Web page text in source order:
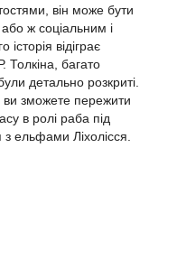
він може бути
ж соціальним і
відіграє
Толкіна, багато
детально розкриті.
зможете пережити
в ролі раба під
Ліхолісся.